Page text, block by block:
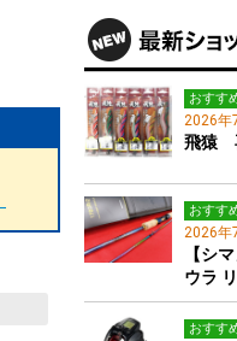
おすす
2026年
飛猿
おすす
2026年
【シ
ウラ
おすす